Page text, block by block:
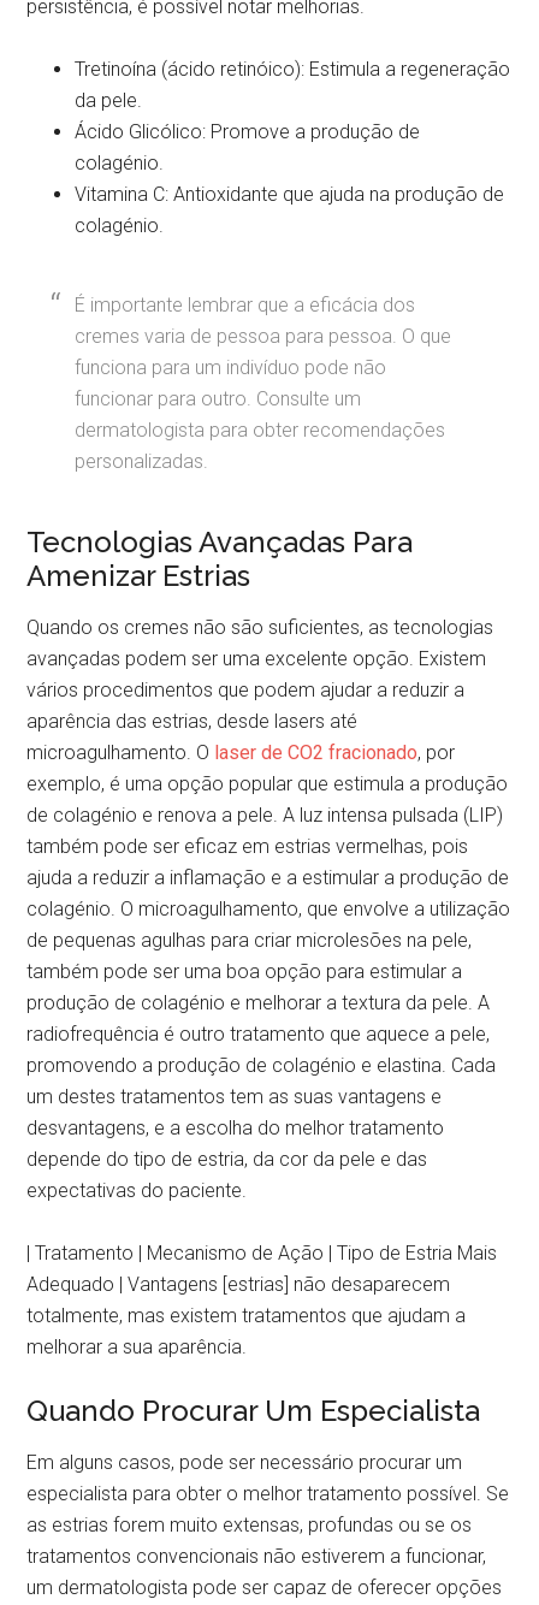
persistência, é possível notar melhorias.
Tretinoína (ácido retinóico): Estimula a regeneração
da pele.
Ácido Glicólico: Promove a produção de
colagénio.
Vitamina C: Antioxidante que ajuda na produção de
colagénio.
É importante lembrar que a eficácia dos
cremes varia de pessoa para pessoa. O que
funciona para um indivíduo pode não
funcionar para outro. Consulte um
dermatologista para obter recomendações
personalizadas.
Tecnologias Avançadas Para
Amenizar Estrias
Quando os cremes não são suficientes, as tecnologias
avançadas podem ser uma excelente opção. Existem
vários procedimentos que podem ajudar a reduzir a
aparência das estrias, desde lasers até
microagulhamento. O laser de CO2 fracionado, por
exemplo, é uma opção popular que estimula a produção
de colagénio e renova a pele. A luz intensa pulsada (LIP)
também pode ser eficaz em estrias vermelhas, pois
ajuda a reduzir a inflamação e a estimular a produção de
colagénio. O microagulhamento, que envolve a utilização
de pequenas agulhas para criar microlesões na pele,
também pode ser uma boa opção para estimular a
produção de colagénio e melhorar a textura da pele. A
radiofrequência é outro tratamento que aquece a pele,
promovendo a produção de colagénio e elastina. Cada
um destes tratamentos tem as suas vantagens e
desvantagens, e a escolha do melhor tratamento
depende do tipo de estria, da cor da pele e das
expectativas do paciente.
| Tratamento | Mecanismo de Ação | Tipo de Estria Mais Adequado | Vantagens
Quando Procurar Um Especialista
Em alguns casos, pode ser necessário procurar um
especialista para obter o melhor tratamento possível. Se
as estrias forem muito extensas, profundas ou se os
tratamentos convencionais não estiverem a funcionar,
um dermatologista pode ser capaz de oferecer opções